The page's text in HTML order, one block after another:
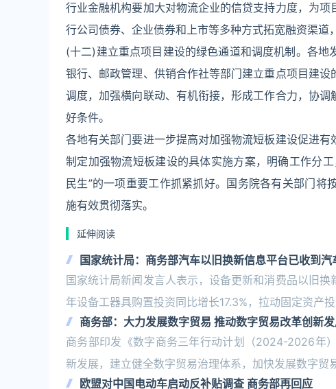
行业金融机构要加大对物流企业的信贷支持力度，为
行公司债券、企业债券和上市等多种方式拓宽融资渠道
(十二)建立重点项目建设的绿色通道和调度机制。各
银行、邮政管理、供销合作社等部门建立重点项目建
调度，加强横向联动、有机衔接，形成工作合力，协
好条件。
各地有关部门要进一步提高对加强物流短板建设促进
制定加强物流短板建设的具体实施方案，明确工作分
民生”的一项重要工作抓紧抓好。国务院各有关部门
施有效贯彻落实。
延伸阅读
国家统计局：商务部汽车以旧换新信息平台已收到
国家统计局新闻发言人表示，设备更新和消费品以旧
年设备工器具购置投资同比增长17.3%，拉动固定资产
商务部：大力发展数字贸易 推动数字贸易改革创新
商务部印发《数字商务三年行动计划（2024-2026年
新发展，建立健全数字贸易治理体系，加快发展数字
欧盟对中国电动车启动反补贴调查 商务部再回应